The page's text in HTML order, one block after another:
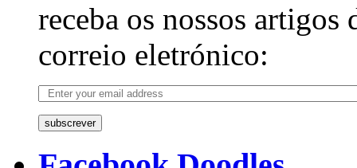
receba os nossos artigos
correio eletrónico:
subscrever